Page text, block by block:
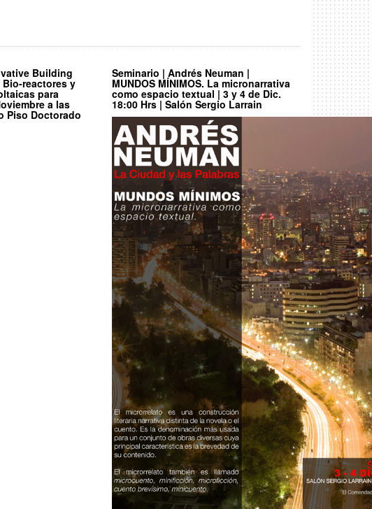
Building
Bio-reactores y
para
a las
Piso Doctorado
Seminario | Andrés Neuman |
MUNDOS MÍNIMOS. La micronarrativa
como espacio textual | 3 y 4 de Dic.
18:00 Hrs | Salón Sergio Larrain